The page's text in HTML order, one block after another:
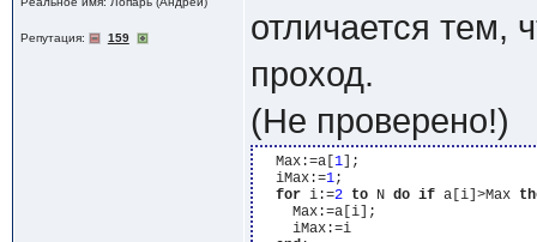
Репутация: 159
отличается тем,
проход.
(Не проверено!)
  Max:=a[
1];
  iMax:=
1;
for i:=2 to N do if a[i]>Max
    Max:=a[i];
    iMax:=i